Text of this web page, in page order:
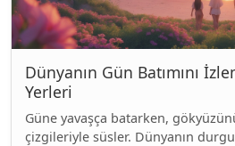
Dünyanın Gün Batımını
Yerleri
Güne yavaşça batarken,
çizgileriyle süsler. Dünyanın